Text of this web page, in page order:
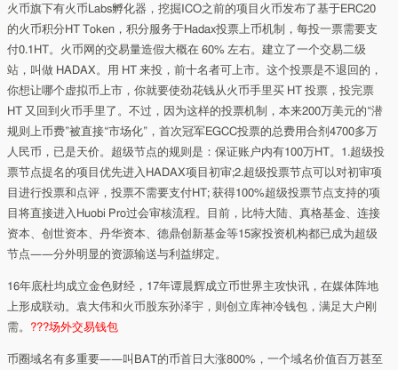
火币旗下有火币Labs孵化器，挖掘ICO之前的项目火币发布了基于ERC20
的火币积分HT Token，积分服务于Hadax投票上币机制，每投一票需要支
付0.1HT。火币网的交易量造假大概在 60% 左右。建立了一个交易二级
站，叫做 HADAX。用 HT 来投，前十名者可上市。这个投票是不退回的，
你想让哪个虚拟币上市，你就要使劲花钱从火币手里买 HT 投票，投完票
HT 又回到火币手里了。不过，因为这样的投票机制，本来200万美元的“潜
规则上币费”被直接“市场化”，首次冠军EGCC投票的总费用合剂4700多万
人民币，已是天价。超级节点的规则是：保证账户内有100万HT。1.超级投
票节点提名的项目优先进入HADAX项目初审;2.超级投票节点可以对初审项
目进行投票和点评，投票不需要支付HT; 获得100%超级投票节点支持的项
目将直接进入Huobi Pro过会审核流程。目前，比特大陆、真格基金、连接
资本、创世资本、丹华资本、德鼎创新基金等15家投资机构都已成为超级
节点——分外明显的资源输送与利益绑定。
16年底杜均成立金色财经，17年谭晨辉成立币世界主攻快讯，在媒体阵地
上形成联动。袁大伟和火币股东孙泽宇，则创立库神冷钱包，满足大户刚
需。 ???场外交易钱包
币圈域名有多重要——叫BAT的币首日大涨800%，一个域名价值百万甚至